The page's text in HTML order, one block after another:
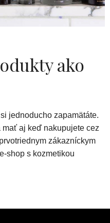
ako
jednoducho zapamätáte.
aj keď nakupujete cez
zákazníckym
shop s kozmetikou